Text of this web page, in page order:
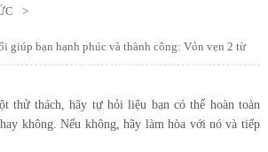
>
giúp bạn hạnh phúc và thành công: Vỏn vẹn 2 từ
thử thách, hãy tự hỏi liệu bạn có thể hoàn toàn
không. Nếu không, hãy làm hòa với nó và tiếp